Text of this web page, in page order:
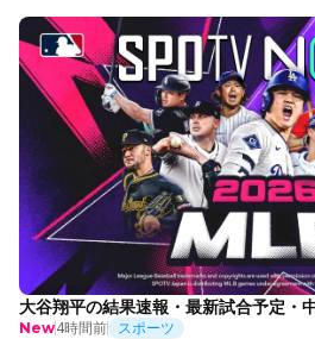
大谷翔平の結果速報・最新試合予定・
New4時間前 スポーツ